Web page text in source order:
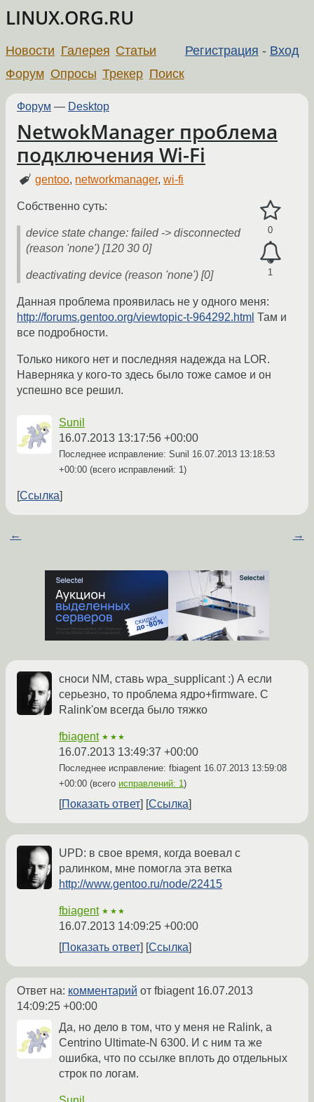
LINUX.ORG.RU
Регистрация - Вход
Новости Галерея Статьи
Форум Опросы Трекер Поиск
Форум — Desktop
NetwokManager проблема
подключения Wi-Fi
gentoo, networkmanager,wi-fi
0
1
Собственно суть:
device state change: failed -> disconnected
(reason 'none') [120 30 0]
deactivating device (reason 'none') [0]
Данная проблема проявилась не у одного меня:
http://forums.gentoo.org/viewtopic-t-964292.html Там и
все подробности.
Только никого нет и последняя надежда на LOR.
Наверняка у кого-то здесь было тоже самое и он
успешно все решил.
Sunil
16.07.2013 13:17:56 +00:00
Последнее исправление: Sunil 16.07.2013 13:18:53
+00:00 (всего исправлений: 1)
Ссылка
← →
сноси NM, ставь wpa_supplicant :) А если
серьезно, то проблема ядро+firmware. С
Ralink'ом всегда было тяжко
fbiagent ★★★
16.07.2013 13:49:37 +00:00
Последнее исправление: fbiagent 16.07.2013 13:59:08
+00:00 (всего исправлений: 1)
Показать ответ Ссылка
UPD: в свое время, когда воевал с
ралинком, мне помогла эта ветка
http://www.gentoo.ru/node/22415
fbiagent ★★★
16.07.2013 14:09:25 +00:00
Показать ответ
Ссылка
Ответ на: комментарий от fbiagent 16.07.2013
14:09:25 +00:00
Да, но дело в том, что у меня не Ralink, а
Centrino Ultimate-N 6300. И с ним та же
ошибка, что по ссылке вплоть до отдельных
строк по логам.